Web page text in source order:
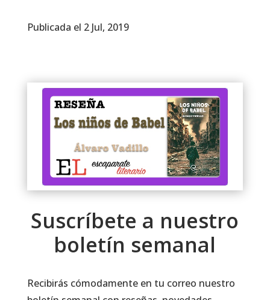
Publicada el 2 Jul, 2019
Suscríbete a nuestro
boletín semanal
Recibirás cómodamente en tu correo nuestro